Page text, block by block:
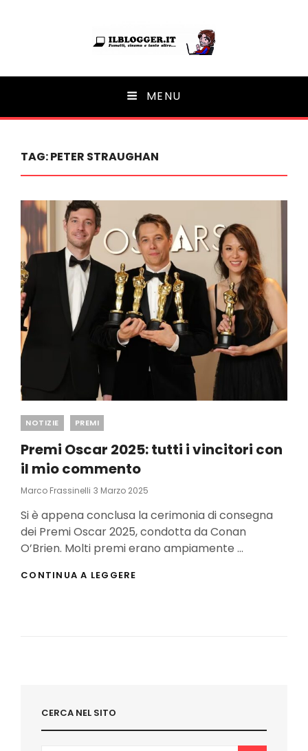
Ilblogger.it
Il portalino di blog | MENU
TAG:PETER STRAUGHAN
Categories
NOTIZIE PREMI
Premi Oscar 2025: tutti i vincitori con
il mio commento
Marco Frassinelli Posted
3 Marzo 2025
Si è appena conclusa la cerimonia di consegna
dei Premi Oscar 2025, condotta da Conan
O’Brien. Molti premi erano ampiamente …
CONTINUA A LEGGERE
CERCA NEL SITO